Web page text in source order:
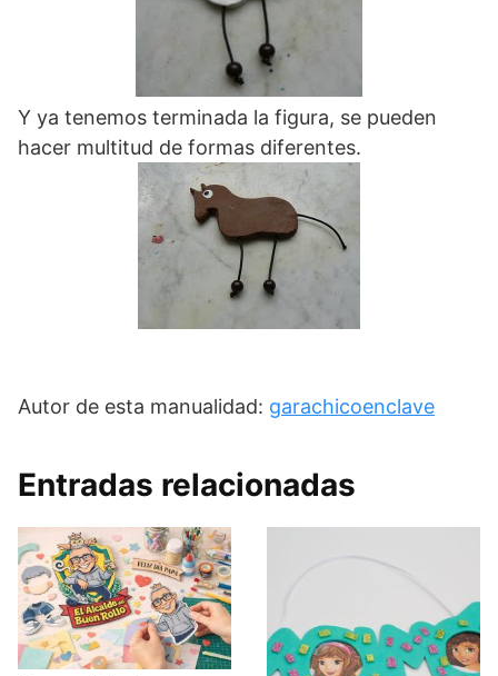
Y ya tenemos terminada la figura, se pueden
hacer multitud de formas diferentes.
Autor de esta manualidad: garachicoenclave
Entradas relacionadas